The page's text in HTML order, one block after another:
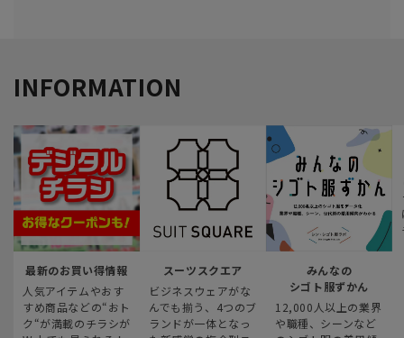
INFORMATION
最新のお買い得情報
人気アイテムやおす
すめ商品などの“おト
ク“が満載のチラシが
スーツスクエア
ビジネスウェアがな
んでも揃う、4つのブ
ランドが一体となっ
みんなの
シゴト服ずかん
12,000人以上の業界
や職種、シーンなど